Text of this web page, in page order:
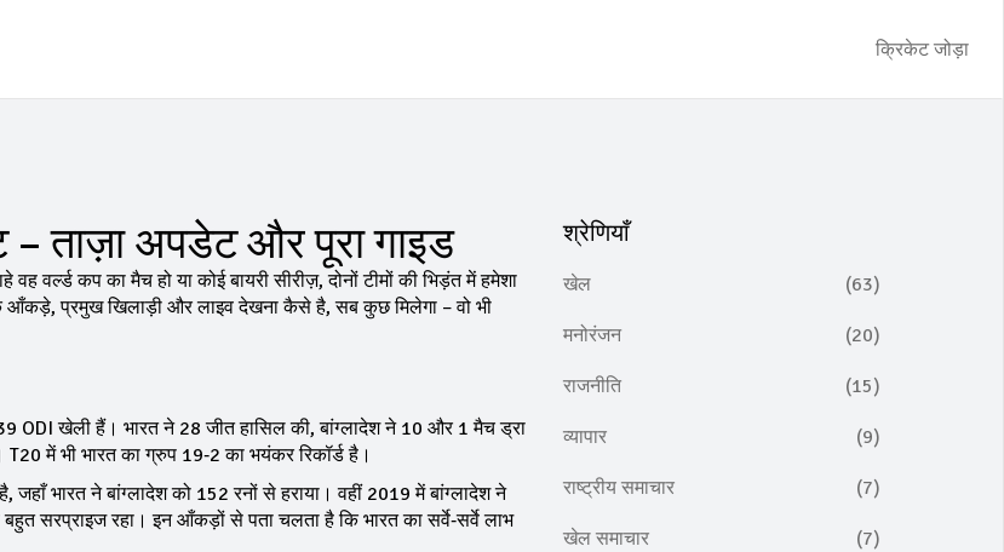
क्रिकेट जोड़ा
ताज़ा अपडेट और पूरा गाइड
वर्ल्ड कप का मैच हो या कोई बायरी सीरीज़, दोनों टीमों की भिड़ंत में हमेशा
आँकड़े, प्रमुख खिलाड़ी और लाइव देखना कैसे है, सब कुछ मिलेगा – वो भी
ODI खेली हैं। भारत ने 28 जीत हासिल की, बांग्लादेश ने 10 और 1 मैच ड्रा
में भी भारत का ग्रुप 19‑2 का भयंकर रिकॉर्ड है।
भारत ने बांग्लादेश को 152 रनों से हराया। वहीं 2019 में बांग्लादेश ने
सरप्राइज रहा। इन आँकड़ों से पता चलता है कि भारत का सर्वे‑सर्वे लाभ
श्रेणियाँ
खेल (63)
मनोरंजन (20)
राजनीति (15)
व्यापार (9)
राष्ट्रीय समाचार (7)
खेल समाचार (7)